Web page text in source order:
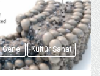
Genel Kültür Sanat